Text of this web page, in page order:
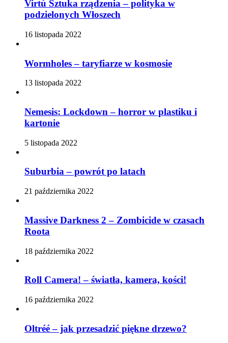
Virtù Sztuka rządzenia – polityka w
podzielonych Włoszech
16 listopada 2022
Wormholes – taryfiarze w kosmosie
13 listopada 2022
Nemesis: Lockdown – horror w plastiku i
kartonie
5 listopada 2022
Suburbia – powrót po latach
21 października 2022
Massive Darkness 2 – Zombicide w czasach
Roota
18 października 2022
Roll Camera! – światła, kamera, kości!
16 października 2022
Oltréé – jak przesadzić piękne drzewo?